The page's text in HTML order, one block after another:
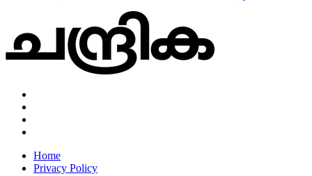
Home
Privacy Policy